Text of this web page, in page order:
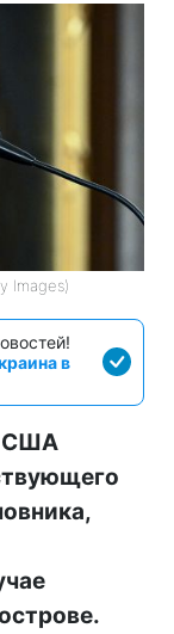
Images)
в
США